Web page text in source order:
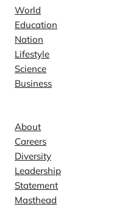
World
Education
Nation
Lifestyle
Science
Business
About
Careers
Diversity
Leadership
Statement
Masthead